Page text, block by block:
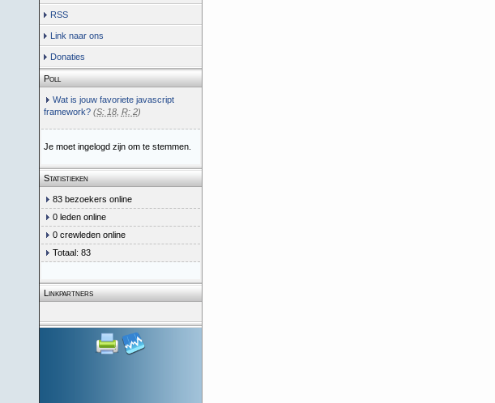
RSS
Link naar ons
Donaties
Poll
Wat is jouw favoriete javascript
framework? (S: 18, R: 2)
Je moet ingelogd zijn om te stemmen.
Statistieken
83 bezoekers online
0 leden online
0 crewleden online
Totaal: 83
Linkpartners